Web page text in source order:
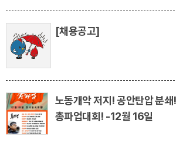
[채용공고]
노동개악 저지! 공안탄압 분쇄
총파업대회! -12월 16일
부설기관
업무